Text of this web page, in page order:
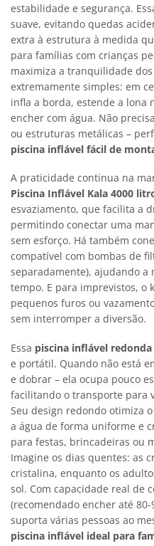
estabilidade e segurança.
suave, evitando quedas
extra à estrutura à medida
para famílias com crianças
maximiza a tranquilidade
extremamente simples: em
infla a borda, estende a lona
encher com água. Não
ou estruturas metálicas –
piscina inflável fácil de
A praticidade continua na
Piscina Inflável Kala 4000
esvaziamento, que facilita a
permitindo conectar uma
sem esforço. Há também
compatível com bombas de
separadamente), ajudando
tempo. E para imprevistos, o
pequenos furos ou
sem interromper a diversão.
Essa piscina inflável redonda
e portátil. Quando não está
e dobrar – ela ocupa pouco
facilitando o transporte para
Seu design redondo otimiza
a água de forma uniforme e
para festas, brincadeiras ou
Imagine os dias quentes: as
cristalina, enquanto os
sol. Com capacidade real de
(recomendado encher até
suporta várias pessoas ao
piscina inflável ideal para